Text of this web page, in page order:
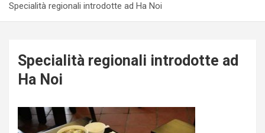
Specialità regionali introdotte ad Ha Noi
Specialità regionali introdotte ad
Ha Noi